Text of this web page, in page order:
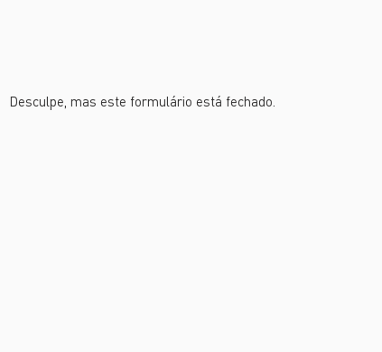
Desculpe, mas este formulário está fechado.